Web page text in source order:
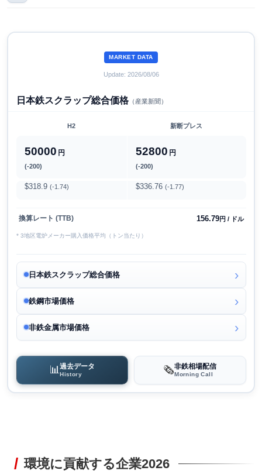
MARKET DATA
Update: 2026/08/06
日本鉄スクラップ総合価格（産業新聞）
H2 新断プレス
50000 円
(-200)
52800 円
(-200)
$318.9 (-1.74) $336.76 (-1.77)
換算レート (TTB) 156.79円 / ドル
* 3地区電炉メーカー購入価格平均（トン当たり）
日本鉄スクラップ総合価格
鉄鋼市場価格
非鉄金属市場価格
📊過去データ
History 🗞️非鉄相場配信
Morning Call
環境に貢献する企業2026